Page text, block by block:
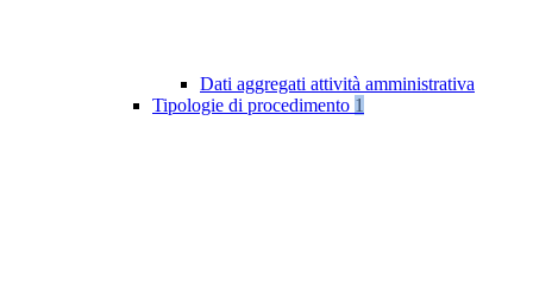
Dati aggregati attività amministrativa
Tipologie di procedimento 1